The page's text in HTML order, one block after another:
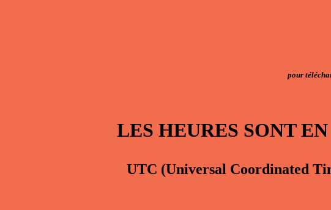
pour
LES HEURES SONT EN
UTC (Universal Coordinated